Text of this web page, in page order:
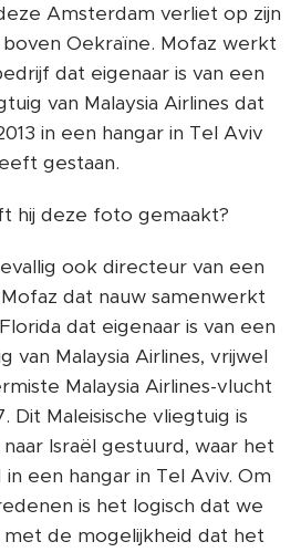
Amsterdam verliet op zijn
Oekraïne. Mofaz werkt
dat eigenaar is van een
van Malaysia Airlines dat
in een hangar in Tel Aviv
gestaan.
hij deze foto gemaakt?
ook directeur van een
dat nauw samenwerkt
dat eigenaar is van een
van Malaysia Airlines, vrijwel
Malaysia Airlines-vlucht
Dit Maleisische vliegtuig is
Israël gestuurd, waar het
een hangar in Tel Aviv. Om
is het logisch dat we
de mogelijkheid dat het